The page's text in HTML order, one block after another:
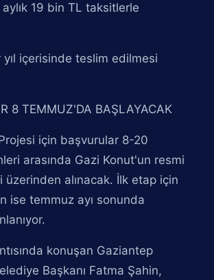
19 bin TL taksitlerle
yıl içerisinde teslim edilmesi
8 TEMMUZ'DA BAŞLAYACAK
için başvurular 8-20
arasında Gazi Konut'un resmi
üzerinden alınacak. İlk etap için
ise temmuz ayı sonunda
konuşan Gaziantep
Başkanı Fatma Şahin,